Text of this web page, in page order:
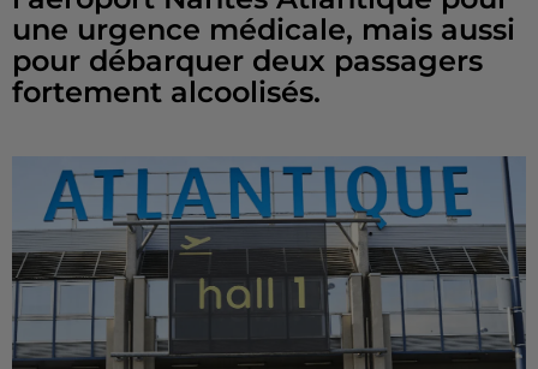
une urgence médicale, mais aussi
pour débarquer deux passagers
fortement alcoolisés.